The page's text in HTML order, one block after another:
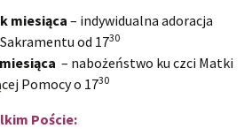
miesiąca– indywidualna adoracja
od 1730
– nabożeństwo ku czci Matki
Pomocy o 1730
Poście: